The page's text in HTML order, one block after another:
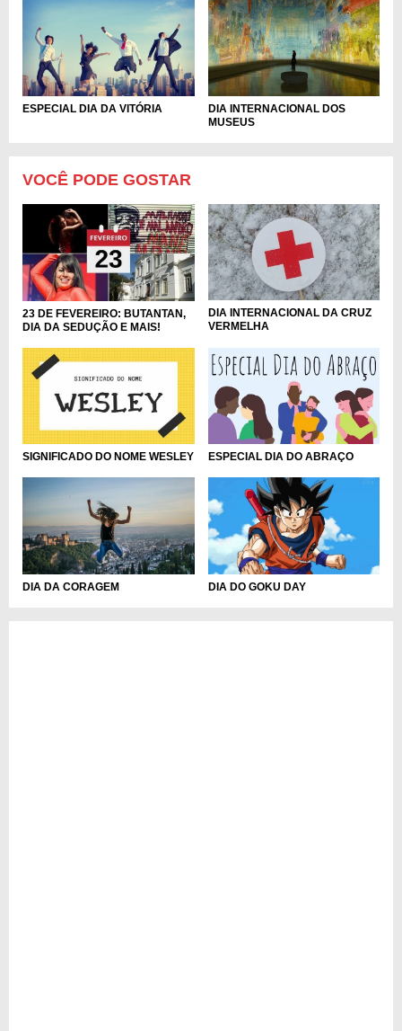
ESPECIAL DIA DA VITÓRIA
DIA INTERNACIONAL DOS
MUSEUS
VOCÊ PODE GOSTAR
23 DE FEVEREIRO: BUTANTAN,
DIA DA SEDUÇÃO E MAIS!
DIA INTERNACIONAL DA CRUZ
VERMELHA
SIGNIFICADO DO NOME WESLEY ESPECIAL DIA DO ABRAÇO
DIA DA CORAGEM DIA DO GOKU DAY